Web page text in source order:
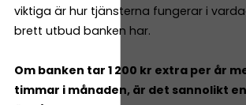
viktiga är hur tjänsterna fungerar i
brett utbud banken har.
Om banken tar 1 200 kr extra per år
timmar i månaden, är det sannolikt